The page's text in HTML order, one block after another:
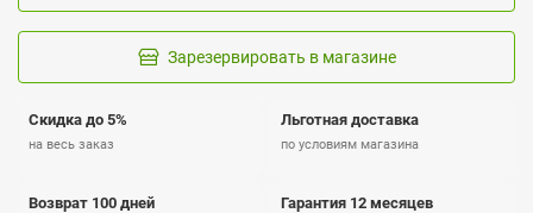
Зарезервировать в магазине
Скидка до 5%
на весь заказ
Льготная доставка
по условиям магазина
Возврат 100 дней Гарантия 12 месяцев